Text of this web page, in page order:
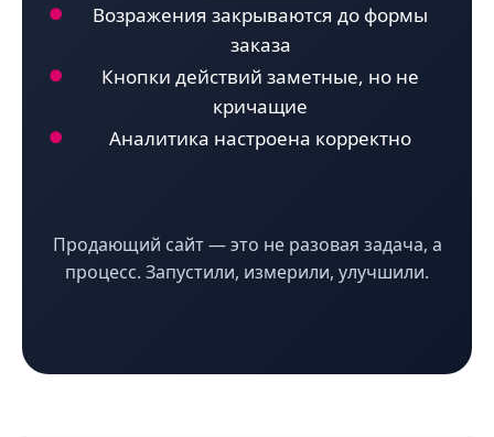
Возражения закрываются до формы
заказа
Кнопки действий заметные, но не
кричащие
Аналитика настроена корректно
Продающий сайт — это не разовая задача, а
процесс. Запустили, измерили, улучшили.